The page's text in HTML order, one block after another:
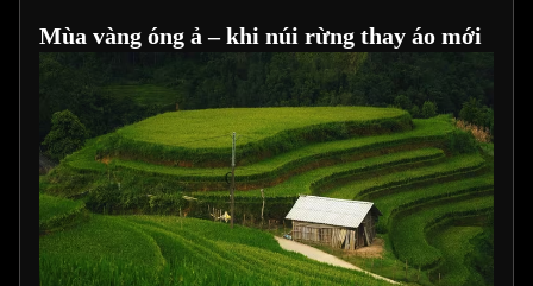
Mùa vàng óng ả – khi núi rừng thay áo mới